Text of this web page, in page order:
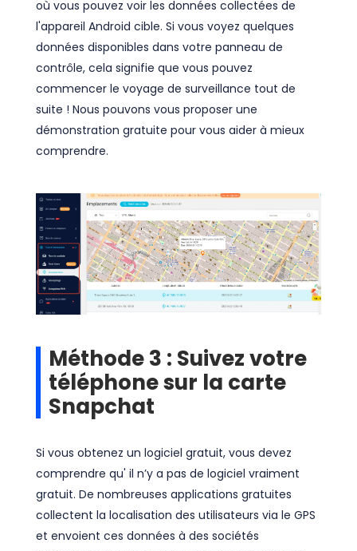
où vous pouvez voir les données collectées de
l'appareil Android cible. Si vous voyez quelques
données disponibles dans votre panneau de
contrôle, cela signifie que vous pouvez
commencer le voyage de surveillance tout de
suite ! Nous pouvons vous proposer une
démonstration gratuite pour vous aider à mieux
comprendre.
Méthode 3 : Suivez votre
téléphone sur la carte
Snapchat
Si vous obtenez un logiciel gratuit, vous devez
comprendre qu' il n’y a pas de logiciel vraiment
gratuit. De nombreuses applications gratuites
collectent la localisation des utilisateurs via le GPS
et envoient ces données à des sociétés